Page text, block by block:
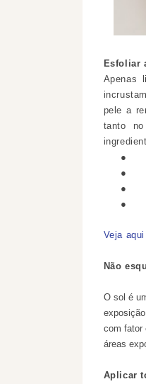
Esfoliar
Apenas
pele a
tanto
●
●
●
●
Veja
Não
O sol é
com fator
áreas
Aplicar